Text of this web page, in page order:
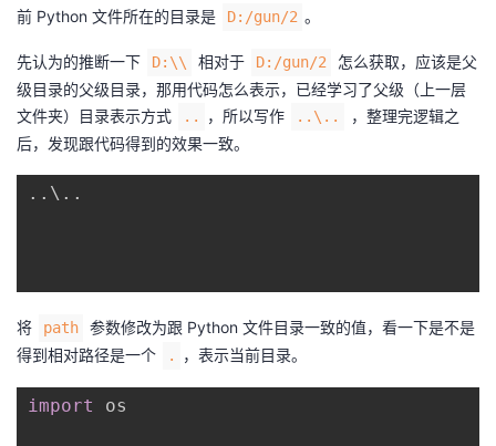
前 Python 文件所在的目录是
D:/gun/2 。
先认为的推断一下 D:\\ 相对于 D:/gun/2
怎么获取，应该是父
级目录的父级目录，那用代码怎么表示，已经学习了父级（上一层
文件夹）目录表示方式
.. ，所以写作 ..\..
，整理完逻辑之
后，发现跟代码得到的效果一致。
.. \ ..
将 path
参数修改为跟 Python 文件目录一致的值，看一下是不是
得到相对路径是一个
. ，表示当前目录。
import os